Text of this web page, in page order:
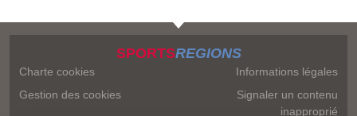
SPORTSREGIONS
Charte cookies
Gestion des cookies
Informations légales
Signaler un contenu
inapproprié